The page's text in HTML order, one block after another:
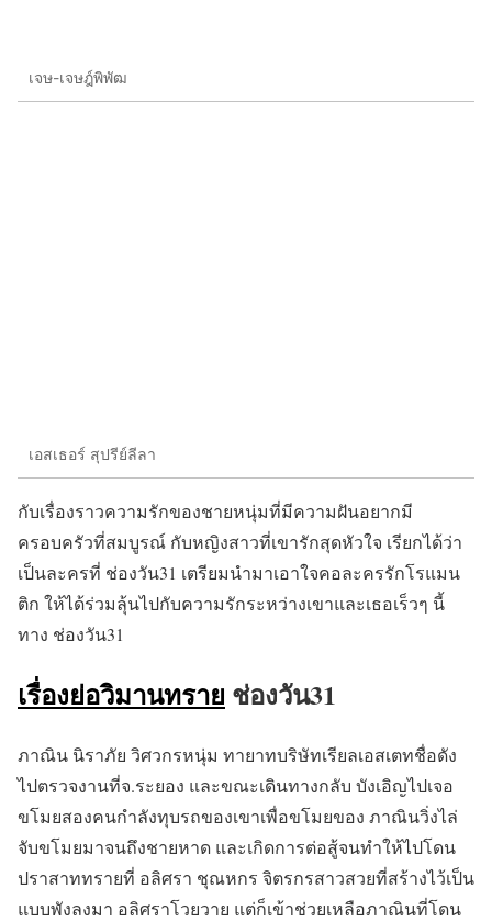
เจษ-เจษฎ์พิพัฒ
เอสเธอร์ สุปรีย์ลีลา
กับเรื่องราวความรักของชายหนุ่มที่มีความฝันอยากมี
ครอบครัวที่สมบูรณ์ กับหญิงสาวที่เขารักสุดหัวใจ เรียกได้ว่า
เป็นละครที่ ช่องวัน31 เตรียมนำมาเอาใจคอละครรักโรแมน
ติก ให้ได้ร่วมลุ้นไปกับความรักระหว่างเขาและเธอเร็วๆ นี้
ทาง ช่องวัน31
เรื่องย่อวิมานทราย ช่องวัน31
ภาณิน นิราภัย วิศวกรหนุ่ม ทายาทบริษัทเรียลเอสเตทชื่อดัง
ไปตรวจงานที่จ.ระยอง และขณะเดินทางกลับ บังเอิญไปเจอ
ขโมยสองคนกำลังทุบรถของเขาเพื่อขโมยของ ภาณินวิ่งไล่
จับขโมยมาจนถึงชายหาด และเกิดการต่อสู้จนทำให้ไปโดน
ปราสาททรายที่ อลิศรา ชุณหกร จิตรกรสาวสวยที่สร้างไว้เป็น
แบบพังลงมา อลิศราโวยวาย แต่ก็เข้าช่วยเหลือภาณินที่โดน